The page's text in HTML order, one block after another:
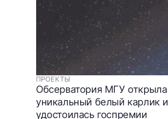
ПРОЕКТЫ
Обсерватория МГУ открыла
уникальный белый карлик и
удостоилась госпремии